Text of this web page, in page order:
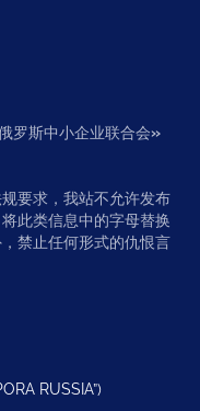
罗斯中小企业联合会»
要求，我站不允许发布
此类信息中的字母替换
禁止任何形式的仇恨言
RUSSIA”)